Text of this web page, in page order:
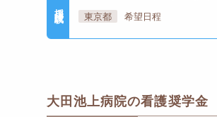
東京都 希望日程
大田池上病院の看護奨学金